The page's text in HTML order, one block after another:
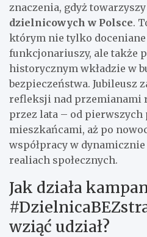
znaczenia, gdyż towarzyszy
dzielnicowych w Polsce.
którym nie tylko doceniane
funkcjonariuszy, ale także
historycznym wkładzie w
bezpieczeństwa. Jubileusz
refleksji nad przemianami
przez lata – od pierwszych
mieszkańcami, aż po
współpracy w
realiach społecznych.
Jak działa
wziąć udział?